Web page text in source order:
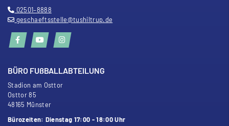
02501–8888
geschaeftsstelle@tushiltrup.de
BÜRO FUßBALLABTEILUNG
Stadion am Osttor
Osttor 85
48165 Münster
Bürozeiten: Dienstag 17:00 - 18:00 Uhr